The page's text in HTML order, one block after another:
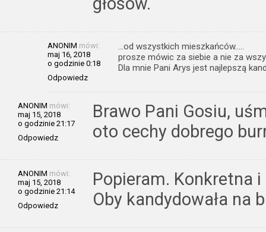
ANONIM mówi:
maj 16, 2018
o godzinie 0:18
Odpowiedz
…od wszystkich mieszkańców…..
prosze mówic za siebie a nie za
Dla mnie Pani Arys jest najlepszą
ANONIM mówi:
maj 15, 2018
o godzinie 21:17
Odpowiedz
Brawo Pani Gosiu,
oto cechy dobrego
ANONIM mówi:
maj 15, 2018
o godzinie 21:14
Odpowiedz
Popieram. Konkretna
Oby kandydowała na